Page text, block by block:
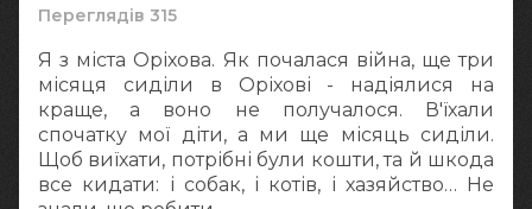
Переглядів 315
Я з міста Оріхова. Як почалася війна, ще три
місяця сиділи в Оріхові - надіялися на
краще, а воно не получалося. В'їхали
спочатку мої діти, а ми ще місяць сиділи.
Щоб виїхати, потрібні були кошти, та й шкода
все кидати: і собак, і котів, і хазяйство… Не